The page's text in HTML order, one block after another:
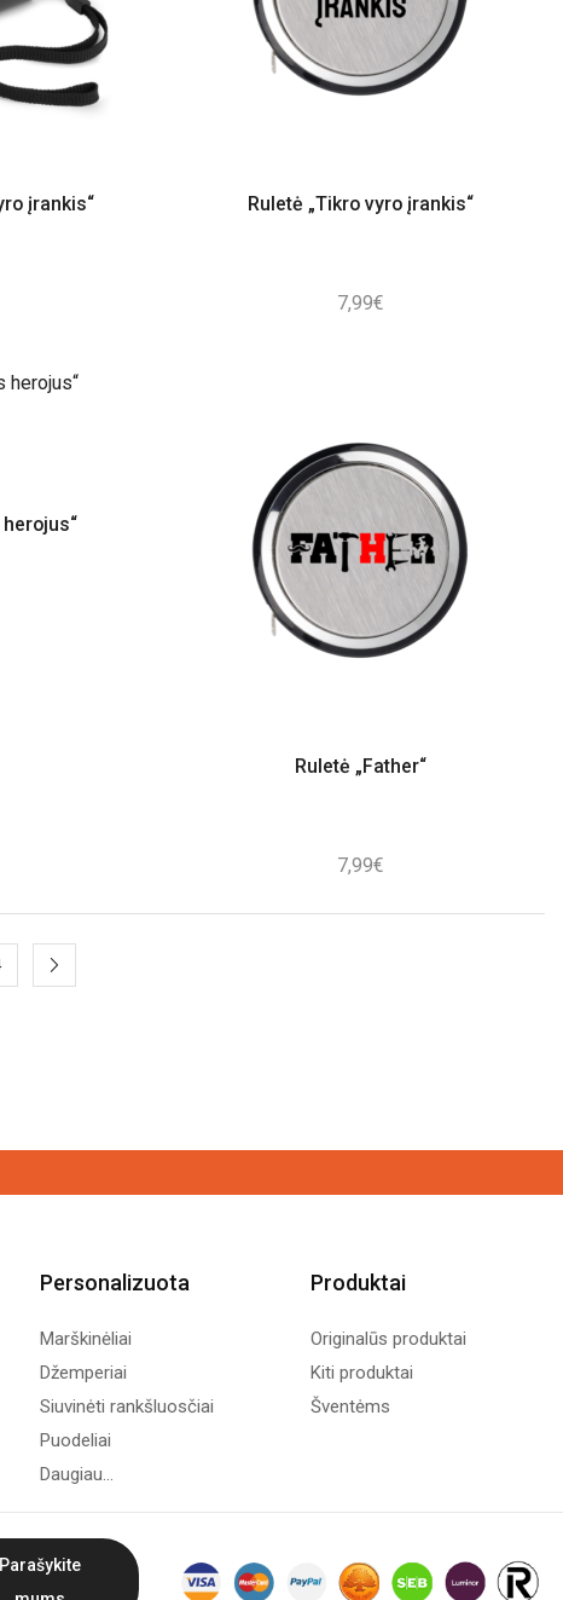
įrankis“ Ruletė „Tikro vyro įrankis“
7,99€
Ruletė „Father“
7,99€
Personalizuota
Marškinėliai
Džemperiai
Siuvinėti rankšluosčiai
Puodeliai
Daugiau...
Produktai
Originalūs produktai
Kiti produktai
Šventėms
Parašykite